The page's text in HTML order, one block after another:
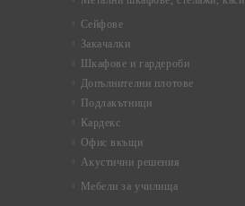
Сейфове
Закачалки
Шкафове и гардероби
Допълнителни плотове
Подлакътници
Кардекс
Офис вкъщи
Акустични решения
Мебели за училища